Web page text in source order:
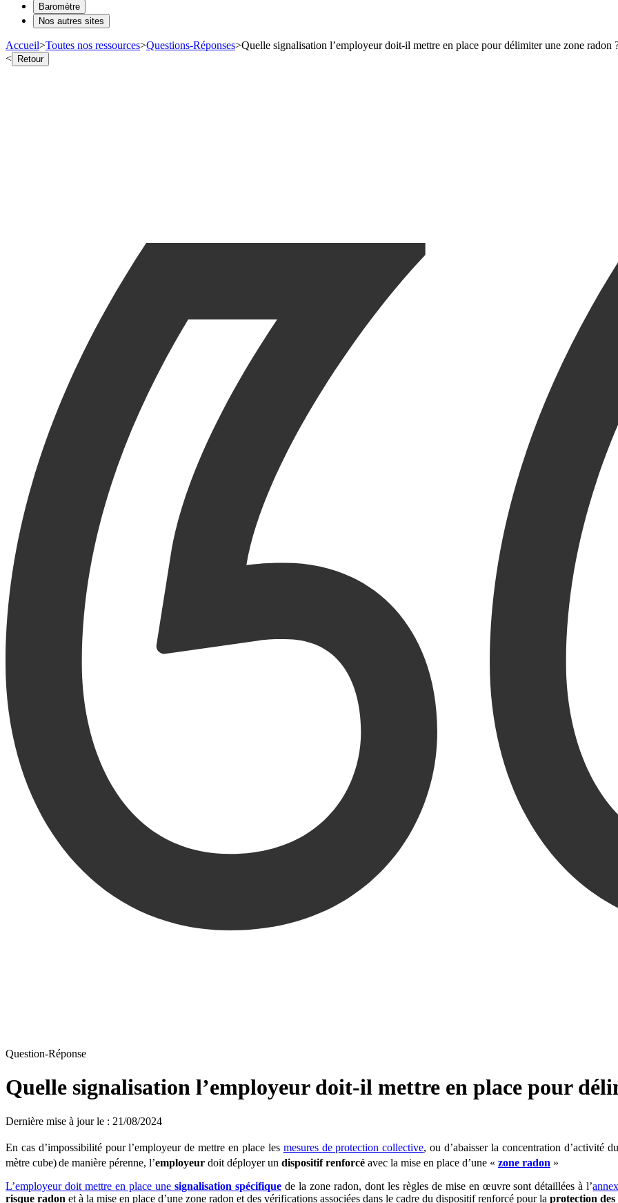
Baromètre
Nos autres sites
Accueil>Toutes nos ressources>Questions-Réponses>Quelle signalisation l’employeur doit-il mettre en place pour délimiter une zone radon
< Retour
Question-Réponse
Quelle signalisation l’employeur doit-il mettre en place pour
Dernière mise à jour le : 21/08/2024
En cas d’impossibilité pour l’employeur de mettre en place les mesures de protection collective, ou d’abaisser la concentration d’activité
mètre cube)de manière pérenne, l’employeur doit déployer un dispositif renforcé avec la mise en place d’une « zone radon »
L’employeur doit mettre en place une signalisation spécifiquede la zone radon, dont les règles de mise en œuvre sont détaillées à l’
risque radon et à la mise en place d’une zone radon et des vérifications associées dans le cadre du dispositif renforcé pour la protection